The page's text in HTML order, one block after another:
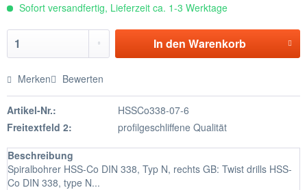
Sofort versandfertig, Lieferzeit ca. 1-3 Werktage
In den Warenkorb
Merken Bewerten
Artikel-Nr.:
HSSCo338-07-6
Freitextfeld 2:
profilgeschliffene Qualität
Beschreibung
Spiralbohrer HSS-Co DIN 338, Typ N, rechts GB: Twist drills HSS-
Co DIN 338, type N...